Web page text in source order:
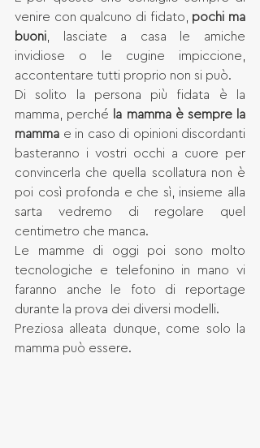
venire con qualcuno di fidato, pochi ma
buoni , lasciate a casa le amiche
invidiose o le cugine impiccione,
accontentare tutti proprio non si può.
Di solito la persona più fidata è la
mamma, perché
la mamma è sempre la
mamma e in caso di opinioni discordanti
basteranno i vostri occhi a cuore per
convincerla che quella scollatura non è
poi così profonda e che sì, insieme alla
sarta vedremo di regolare quel
centimetro che manca.
Le mamme di oggi poi sono molto
tecnologiche e telefonino in mano vi
faranno anche le foto di reportage
durante la prova dei diversi modelli.
Preziosa alleata dunque, come solo la
mamma può essere.